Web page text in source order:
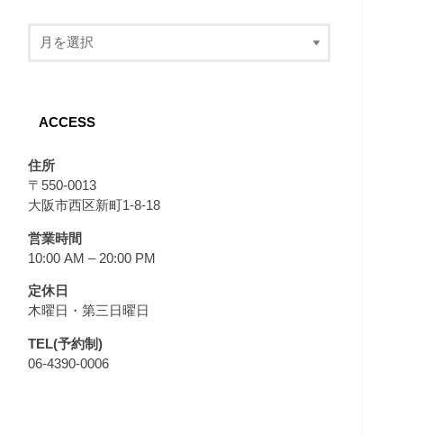
ACCESS
住所
〒550-0013
大阪市西区新町1-8-18
営業時間
10:00 AM – 20:00 PM
定休日
木曜日・第三日曜日
TEL(予約制)
06-4390-0006